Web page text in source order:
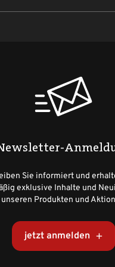
Sie informiert und
exklusive Inhalte und
unseren Produkten und
jetzt anmelden